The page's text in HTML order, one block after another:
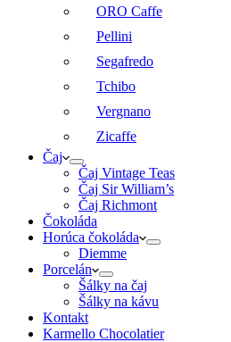
ORO Caffe
Pellini
Segafredo
Tchibo
Vergnano
Zicaffe
Čaj
Čaj Vintage Teas
Čaj Sir William’s
Čaj Richmont
Čokoláda
Horúca čokoláda
Diemme
Porcelán
Šálky na čaj
Šálky na kávu
Kontakt
Karmello Chocolatier